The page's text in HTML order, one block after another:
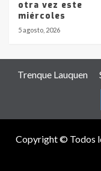
otra vez este
miércoles
5 agosto, 2026
Trenque Lauquen
Copyright © Todos